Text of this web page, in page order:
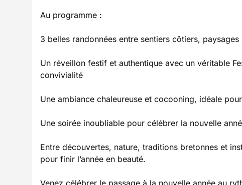
Au programme :
3 belles randonnées entre sentiers côtiers,
Un réveillon festif et authentique avec un véritable
convivialité
Une ambiance chaleureuse et cocooning, idéale
Une soirée inoubliable pour célébrer la nouvelle
Entre découvertes, nature, traditions bretonnes et
pour finir l’année en beauté.
Venez célébrer le passage à la nouvelle année au